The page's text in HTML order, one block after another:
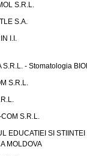
S.R.L.
S.A.
I.I.
S.R.L. - Stomatologia
S.R.L.
S.R.L.
EDUCATIEI SI STIINTEI
MOLDOVA